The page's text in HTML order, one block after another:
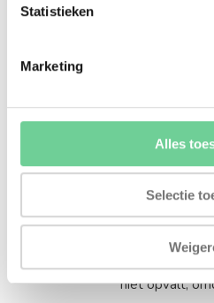
Statistieken
Marketing
Alles
Selectie
wordt u aangeraden
De voordelen van
Het plaatsen van
brengt naast extra
eigendommen ook
voordelen met zich
Onopvallend:
discreet
niet opvalt,